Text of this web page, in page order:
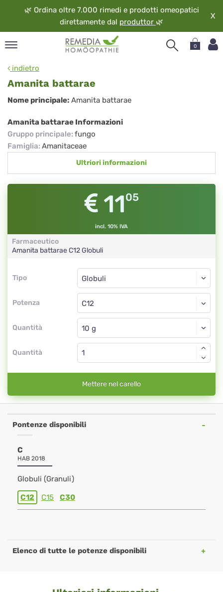
🌿 Ordina oltre 7.000 rimedi e prodotti omeopatici
direttamente dal produttor 🌿
X
0
indietro
Amanita battarae
Amanita
battarae
Nome principale: Amanita battarae
Amanita battarae Informazioni
Gruppo principale: fungo
Famiglia: Amanitaceae
Ultriori informazioni
1105
incl. 10% IVA
Farmaceutico
Amanita battaraeC12Globuli
Tipo
Tipo
Potenza
Globuli
C12
Quantità
Globuli
Quantità
Mettere nel carello
Pontenze disponibili
C
HAB 2018
Globuli (Granuli)
C12 C15 C30
Elenco di tutte le potenze disponibili